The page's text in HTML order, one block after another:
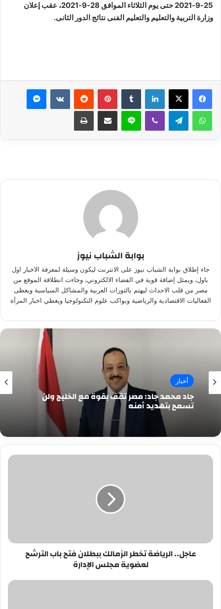
25-9-2021 حتى يوم الثلاثاء الموافق 28-9-2021، عقب إعلان
وزارة التربية والتعليم والتعليم الفنى نتائج الدور الثانى.
لينكدإن بينتيريست ماسنجر
واتساب تيلقرام ڤايبر لاين مشاركة عبر البريد طباعة
بوابة الشباب نيوز
جاء إطلاق بوابة الشباب نيوز على الانترنت ليكون وسيلة لمعرفة الاخبار اول
باول، ويمثل إضافة قوية في الفضاء الالكتروني، وجاءت انطلاقة الموقع من
مصر من قلب الاحداث ليهتم بالثورات العربية والمشاكل السياسية ويغطى
الفعاليات الاقتصادية والرياضية ويواكب علوم التكنولوجيا ويغطي اخبار المرآة
أخبار
جاد محمد جاد: مصر تقف بقوة مع الخليج ولن
تسمح بتهديد أمنه
عاجل..
لعضوية
عاجل.. الرياضة تخطر الزمالك ببطلان فتح باب الترشح
لعضوية مجلس الإدارة
د.راندا